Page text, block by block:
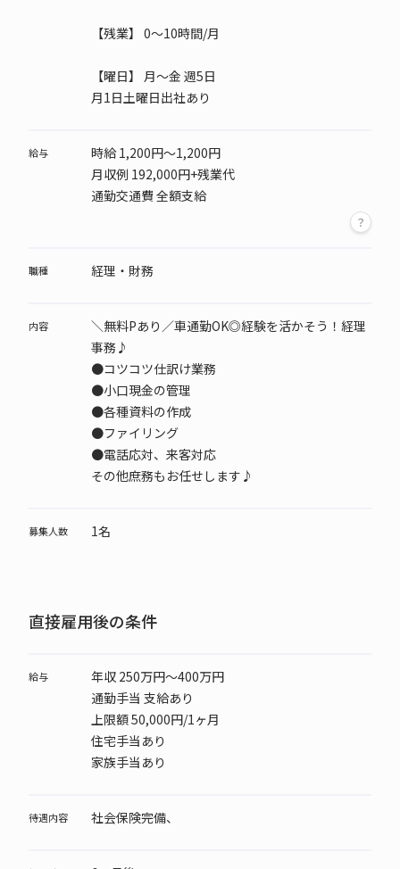
【残業】 0～10時間/月
【曜日】
月～金 週5日
月1日土曜日出社あり
給与
時給 1,200円～1,200円
月収例 192,000円+残業代
通勤交通費 全額支給
職種 経理・財務
内容
＼無料Pあり／車通勤OK◎経験を活かそう！経理
事務♪
●コツコツ仕訳け業務
●小口現金の管理
●各種資料の作成
●ファイリング
●電話応対、来客対応
その他庶務もお任せします♪
募集人数 1名
直接雇用後の条件
給与
年収 250万円～400万円
通勤手当 支給あり
上限額 50,000円/1ヶ月
住宅手当あり
家族手当あり
待遇内容 社会保険完備、